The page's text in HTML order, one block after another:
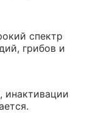
спектр
грибов и
инактивации